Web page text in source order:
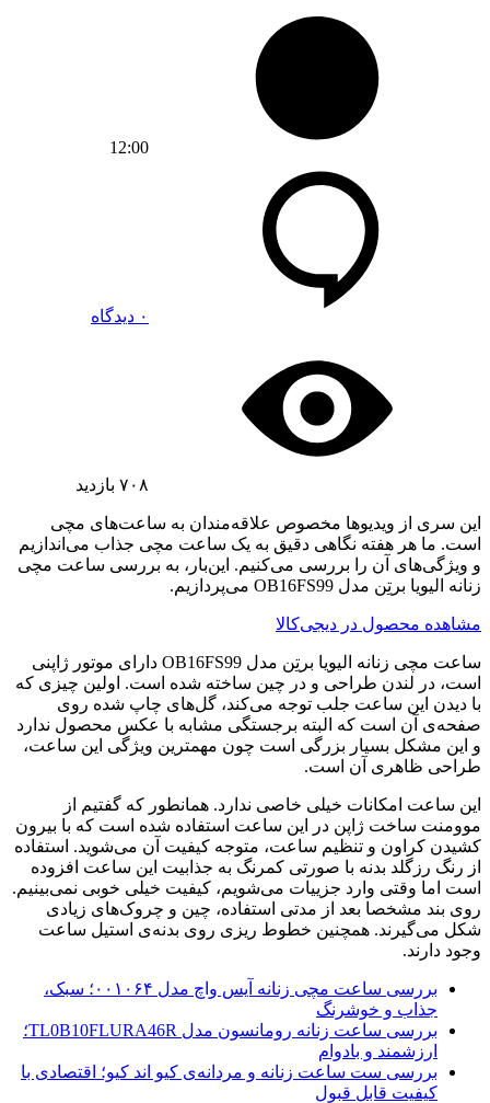
12:00
۰ دیدگاه
۷۰۸ بازدید
این سری از ویدیوها مخصوص علاقه‌مندان به ساعت‌های مچی
است. ما هر هفته نگاهی دقیق به یک ساعت مچی جذاب می‌اندازیم
و ویژگی‌های آن را بررسی می‌کنیم. این‌بار، به بررسی ساعت مچی
زنانه الیویا برتِن مدل OB16FS99 می‌پردازیم.
مشاهده محصول در دیجی‌کالا
ساعت مچی زنانه الیویا برتِن مدل OB16FS99 دارای موتور ژاپنی
است، در لندن طراحی و در چین ساخته شده است. اولین چیزی که
با دیدن این ساعت جلب توجه می‌کند، گل‌های چاپ شده روی
صفحه‌ی آن است که البته برجستگی مشابه با عکس محصول ندارد
و این مشکل بسیار بزرگی است چون مهمترین ویژگی این ساعت،
طراحی ظاهری آن است.
این ساعت امکانات خیلی خاصی ندارد. همانطور که گفتیم از
موومنت ساخت ژاپن در این ساعت استفاده شده است که با بیرون
کشیدن کراون و تنظیم ساعت، متوجه کیفیت آن می‌شوید. استفاده
از رنگ رزگلد بدنه با صورتی کمرنگ به جذابیت این ساعت افزوده
است اما وقتی وارد جزییات می‌شویم، کیفیت خیلی خوبی نمی‌بینیم.
روی بند مشخصا بعد از مدتی استفاده، چین و چروک‌های زیادی
شکل می‌گیرند. همچنین خطوط ریزی روی بدنه‌ی استیل ساعت
وجود دارند.
بررسی ساعت مچی زنانه آیس واچ مدل ۰۰۱۰۶۴؛ سبک،
جذاب و خوشرنگ
بررسی ساعت زنانه رومانسون مدل TL0B10FLURA46R؛
ارزشمند و بادوام
بررسی ست ساعت زنانه و مردانه‌ی کیو اند کیو؛ اقتصادی با
کیفیت قابل قبول